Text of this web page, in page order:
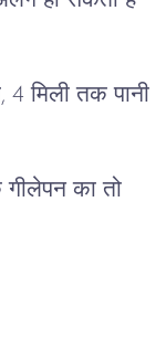
मिली तक पानी
का तो